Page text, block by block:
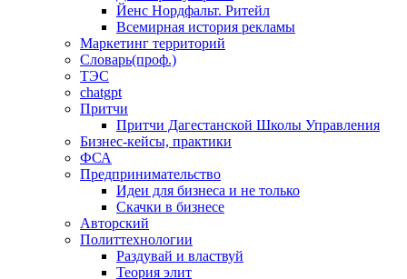
​Йенс Нордфальт. Ритейл
Всемирная история рекламы
Маркетинг территорий
Словарь(проф.)
ТЭС
chatgpt
Притчи
Притчи Дагестанской Школы Управления
Бизнес-кейсы, практики
ФСА
Предпринимательство
Идеи для бизнеса и не только
Скачки в бизнесе
Авторский
Политтехнологии
Раздувай и властвуй
Теория элит